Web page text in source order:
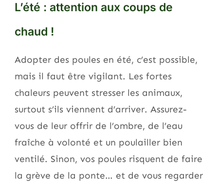
L’été : attention aux coups de
chaud !
Adopter des poules en été, c’est possible,
mais il faut être vigilant. Les fortes
chaleurs peuvent stresser les animaux,
surtout s’ils viennent d’arriver. Assurez-
vous de leur offrir de l’ombre, de l’eau
fraîche à volonté et un poulailler bien
ventilé. Sinon, vos poules risquent de faire
la grève de la ponte… et de vous regarder